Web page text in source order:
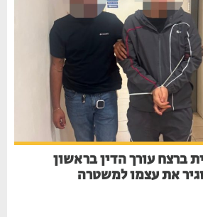
עורך הדין בראשון
את עצמו למשטרה